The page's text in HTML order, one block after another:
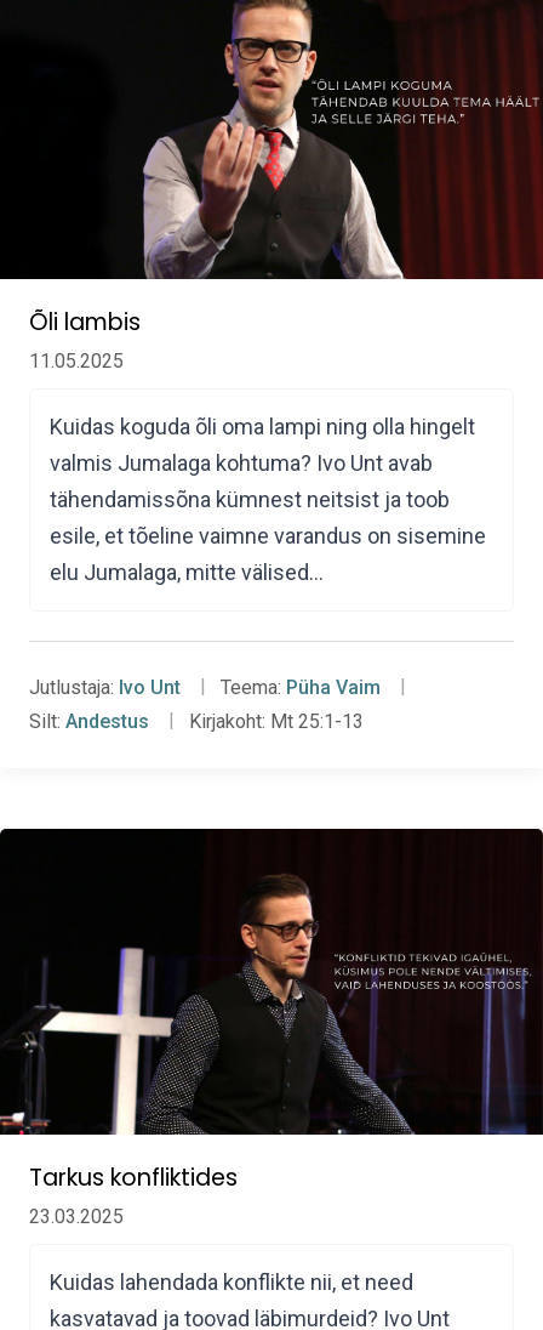
Õli lambis
11.05.2025
Kuidas koguda õli oma lampi ning olla hingelt
valmis Jumalaga kohtuma? Ivo Unt avab
tähendamissõna kümnest neitsist ja toob
esile, et tõeline vaimne varandus on sisemine
elu Jumalaga, mitte välised…
Jutlustaja: Ivo Unt Teema: Püha Vaim
Silt: Andestus Kirjakoht: Mt 25:1-13
Tarkus konfliktides
23.03.2025
Kuidas lahendada konflikte nii, et need
kasvatavad ja toovad läbimurdeid? Ivo Unt